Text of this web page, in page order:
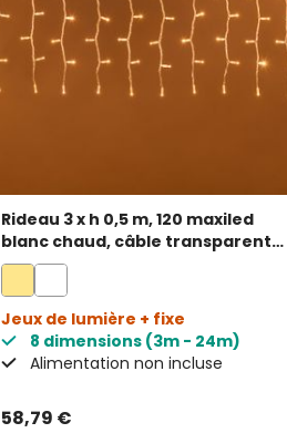
Rideau 3 x h 0,5 m, 120 maxiled
blanc chaud, câble transparent,
prolongeable
Jeux de lumière + fixe
8 dimensions (3m - 24m)
Alimentation non incluse
58,79 €